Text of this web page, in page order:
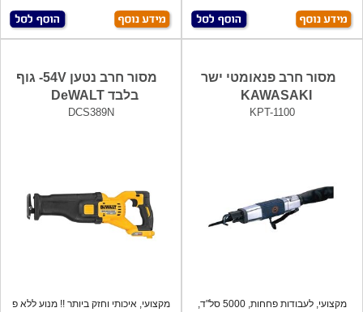
מסור חרב פנאומטי ישר
KAWASAKI
KPT-1100
מקצועי, לעבודות פחחות, 5000 סל"ד,
מסור חרב נטען 54V- גוף
בלבד DeWALT
DCS389N
מקצועי, איכותי וחזק ביותר !! מנוע ללא פ